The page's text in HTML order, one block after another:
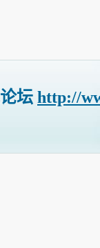
坛 http://